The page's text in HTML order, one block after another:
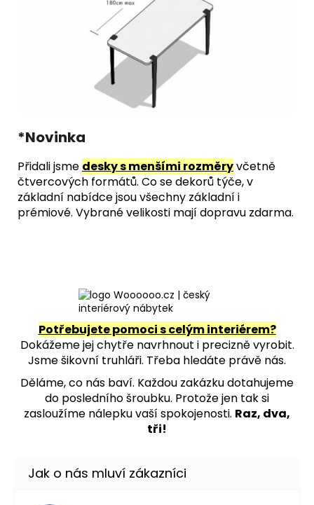
*Novinka
Přidali jsme desky s menšími rozměryvčetně
čtvercových formátů. Co se dekorů týče, v
základní nabídce jsou všechny základní i
prémiové. Vybrané velikosti mají dopravu zdarma.
Potřebujete pomoci s celým interiérem?
Dokážeme jej chytře navrhnout i precizně vyrobit.
Jsme šikovní truhláři. Třeba hledáte právě nás.
Děláme, co nás baví. Každou zakázku dotahujeme
do posledního šroubku. Protože jen tak si
zasloužíme nálepku vaší spokojenosti. Raz, dva,
tři!